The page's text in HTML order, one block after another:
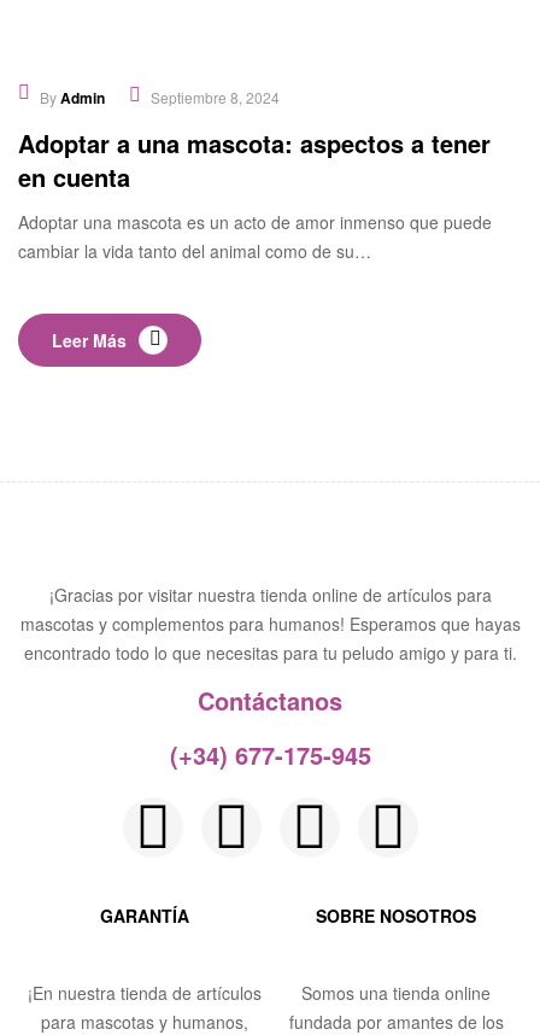
ByAdmin Septiembre 8, 2024
Adoptar a una mascota: aspectos a tener
en cuenta
Adoptar una mascota es un acto de amor inmenso que puede
cambiar la vida tanto del animal como de su…
Leer Más
¡Gracias por visitar nuestra tienda online de artículos para
mascotas y complementos para humanos! Esperamos que hayas
encontrado todo lo que necesitas para tu peludo amigo y para ti.
Contáctanos​
(+34) 677-175-945
GARANTÍA
¡En nuestra tienda de artículos
para mascotas y humanos,
SOBRE NOSOTROS
Somos una tienda online
fundada por amantes de los